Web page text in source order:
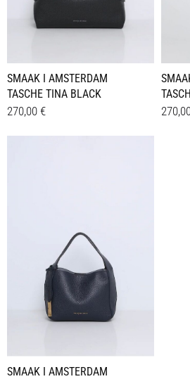
SMAAK I AMSTERDAM
TASCHE TINA BLACK
270,00 €
Details
SMAAK I AMSTERDAM